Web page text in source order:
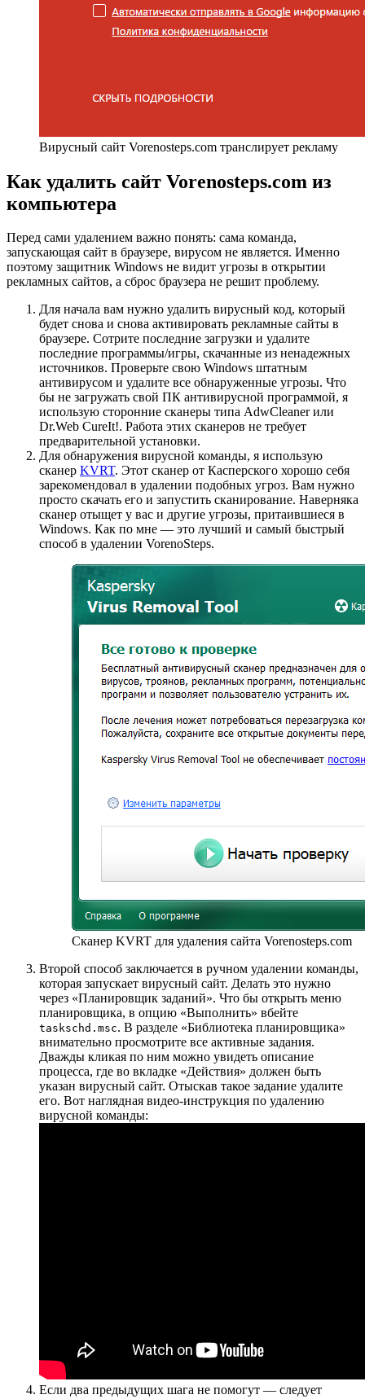
Вирусный сайт Vorenosteps.com транслирует рекламу
Как удалить сайт Vorenosteps.com из
компьютера
Перед сами удалением важно понять: сама команда,
запускающая сайт в браузере, вирусом не является. Именно
поэтому защитник Windows не видит угрозы в открытии
рекламных сайтов, а сброс браузера не решит проблему.
Для начала вам нужно удалить вирусный код, который
будет снова и снова активировать рекламные сайты в
браузере. Сотрите последние загрузки и удалите
последние программы/игры, скачанные из ненадежных
источников. Проверьте свою Windows штатным
антивирусом и удалите все обнаруженные угрозы. Что
бы не загружать свой ПК антивирусной программой, я
использую сторонние сканеры типа AdwCleaner или
Dr.Web CureIt!. Работа этих сканеров не требует
предварительной установки.
Для обнаружения вирусной команды, я использую
сканер KVRT. Этот сканер от Касперского хорошо себя
зарекомендовал в удалении подобных угроз. Вам нужно
просто скачать его и запустить сканирование. Наверняка
сканер отыщет у вас и другие угрозы, притаившиеся в
Windows. Как по мне — это лучший и самый быстрый
способ в удалении VorenoSteps.
Сканер KVRT для удаления сайта Vorenosteps.com
Второй способ заключается в ручном удалении команды,
которая запускает вирусный сайт. Делать это нужно
через «Планировщик заданий». Что бы открыть меню
планировщика, в опцию «Выполнить» вбейте
taskschd.msc. В разделе «Библиотека планировщика»
внимательно просмотрите все активные задания.
Дважды кликая по ним можно увидеть описание
процесса, где во вкладке «Действия» должен быть
указан вирусный сайт. Отыскав такое задание удалите
его. Вот наглядная видео-инструкция по удалению
вирусной команды:
Если два предыдущих шага не помогут — следует